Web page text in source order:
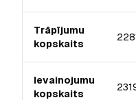
Trāpījumu
kopskaits
Ievainojumu
kopskaits